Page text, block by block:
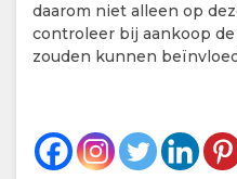
daarom niet alleen op
controleer bij aankoop
zouden kunnen